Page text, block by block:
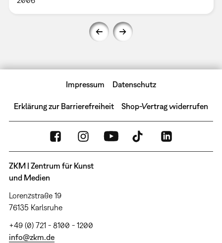
Impressum Datenschutz
Erklärung zur Barrierefreiheit Shop-Vertrag widerrufen
ZKM | Zentrum für Kunst
und Medien
Lorenzstraße 19
76135 Karlsruhe
+49 (0) 721 - 8100 - 1200
info@zkm.de